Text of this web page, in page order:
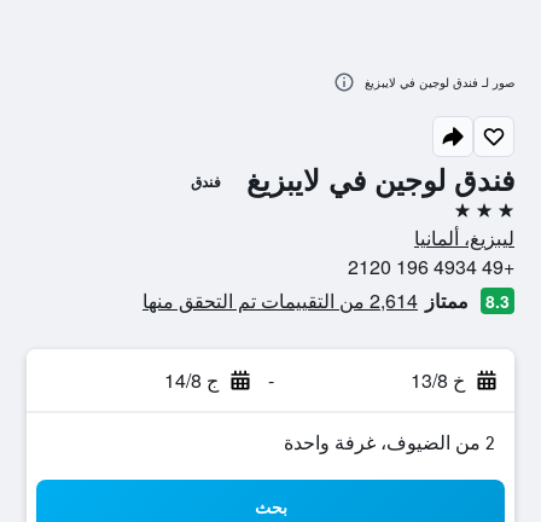
فندق لوجين في لايبزيغ فندق
3 نجوم
ليبزيغ، ألمانيا
+49 4934 196 2120
8.3 ممتاز 2,614 من التقييمات تم التحقق منها
خ 13/8 - ج 14/8
2 من الضيوف، غرفة واحدة
بحث
صور لـ فندق لوجين في لايبزيغ